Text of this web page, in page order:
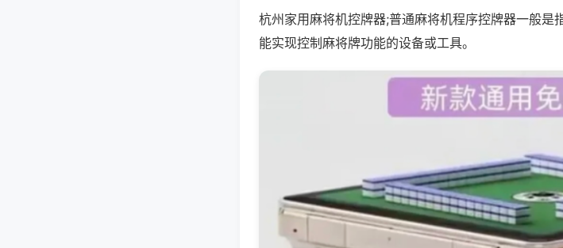
杭州家用麻将机控牌器;普通麻将机程序控牌器一般
能实现控制麻将牌功能的设备或工具。